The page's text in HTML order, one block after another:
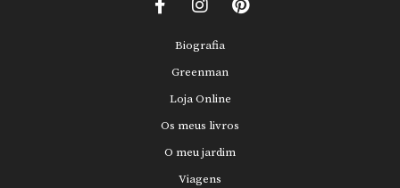
Biografia
Greenman
Loja Online
Os meus livros
O meu jardim
Viagens